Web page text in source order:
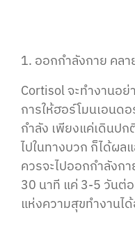
1. ออกกำลังกาย คลา
Cortisol จะทำงานอย่
การให้ฮอร์โมนเอนด
กำลัง เพียงแค่เดินป
ไปในทางบวก ก็ได้ผล
ควรจะไปออกกำลังก
30 นาที แค่ 3-5 วันต่
แห่งความสุขทำงานไ